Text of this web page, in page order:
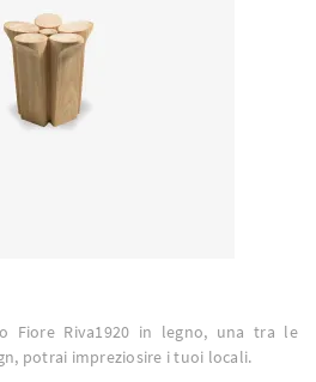
Fiore Riva1920 in legno, una tra le
potrai impreziosire i tuoi locali.